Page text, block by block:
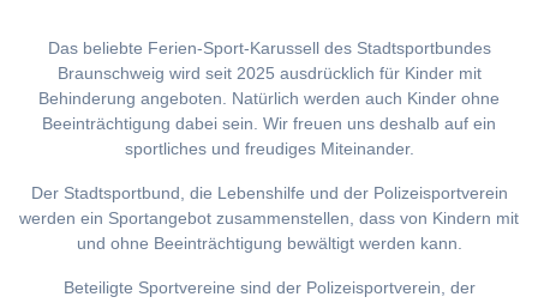
Das beliebte Ferien-Sport-Karussell des Stadtsportbundes
Braunschweig wird seit 2025 ausdrücklich für Kinder mit
Behinderung angeboten. Natürlich werden auch Kinder ohne
Beeinträchtigung dabei sein. Wir freuen uns deshalb auf ein
sportliches und freudiges Miteinander.
Der Stadtsportbund, die Lebenshilfe und der Polizeisportverein
werden ein Sportangebot zusammenstellen, dass von Kindern mit
und ohne Beeinträchtigung bewältigt werden kann.
Beteiligte Sportvereine sind der Polizeisportverein, der